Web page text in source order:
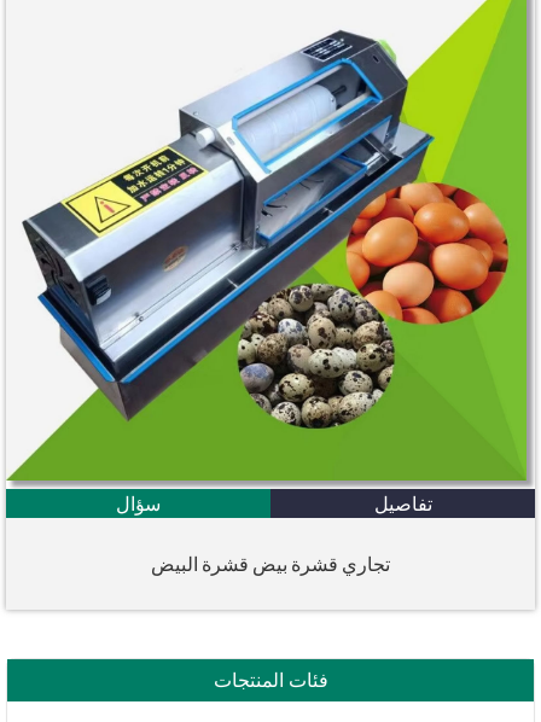
تفاصيل سؤال
تجاري قشرة بيض قشرة البيض
فئات المنتجات